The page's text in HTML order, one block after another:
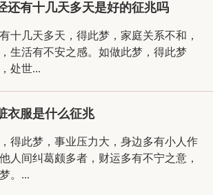
还有十几天多天是好的征兆吗
十几天多天，得此梦，家庭关系不和，
生活有不安之感。如做此梦，得此梦
处世...
衣服是什么征兆
得此梦，事业压力大，身边多有小人作
人间纠葛颇多者，财运多有不宁之意，
。...